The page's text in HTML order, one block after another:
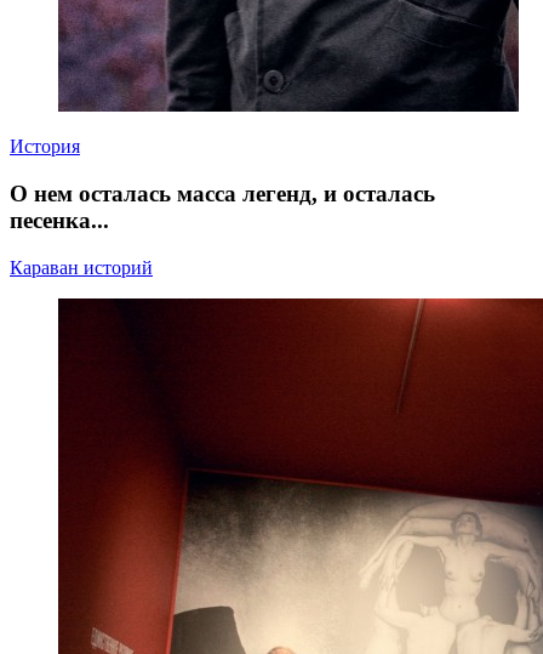
История
О нем осталась масса легенд, и осталась
песенка...
Караван историй